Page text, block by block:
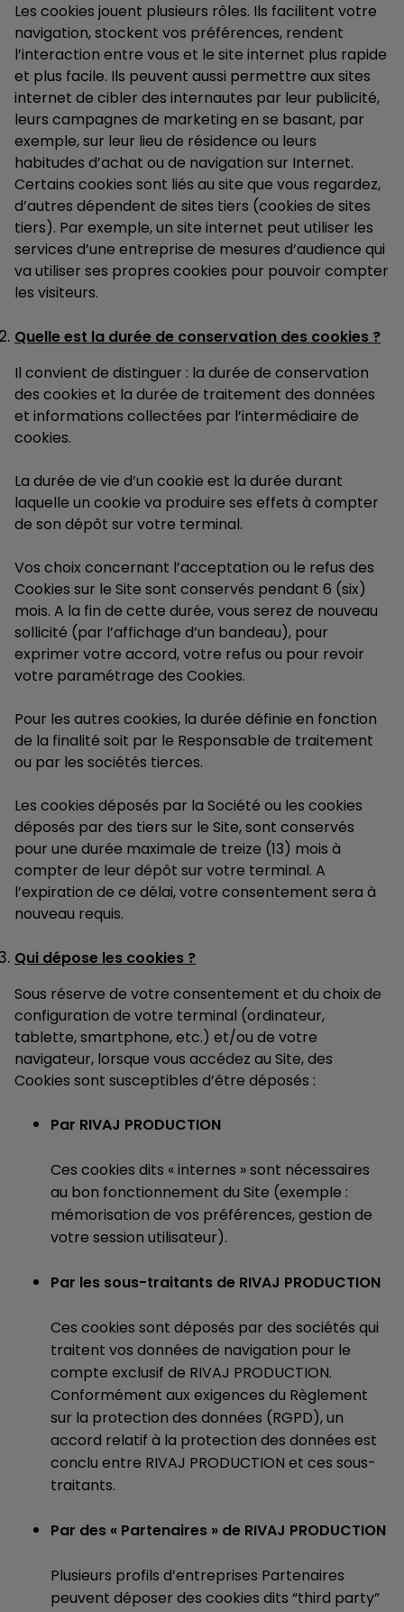
Les cookies jouent plusieurs rôles. Ils facilitent votre
navigation, stockent vos préférences, rendent
l’interaction entre vous et le site internet plus rapide
et plus facile. Ils peuvent aussi permettre aux sites
internet de cibler des internautes par leur publicité,
leurs campagnes de marketing en se basant, par
exemple, sur leur lieu de résidence ou leurs
habitudes d’achat ou de navigation sur Internet.
Certains cookies sont liés au site que vous regardez,
d’autres dépendent de sites tiers (cookies de sites
tiers). Par exemple, un site internet peut utiliser les
services d’une entreprise de mesures d’audience qui
va utiliser ses propres cookies pour pouvoir compter
les visiteurs.
Quelle est la durée de conservation des cookies ?
Il convient de distinguer : la durée de conservation
des cookies et la durée de traitement des données
et informations collectées par l’intermédiaire de
cookies.
La durée de vie d’un cookie est la durée durant
laquelle un cookie va produire ses effets à compter
de son dépôt sur votre terminal.
Vos choix concernant l’acceptation ou le refus des
Cookies sur le Site sont conservés pendant 6 (six)
mois. A la fin de cette durée, vous serez de nouveau
sollicité (par l’affichage d’un bandeau), pour
exprimer votre accord, votre refus ou pour revoir
votre paramétrage des Cookies.
Pour les autres cookies, la durée définie en fonction
de la finalité soit par le Responsable de traitement
ou par les sociétés tierces.
Les cookies déposés par la Société ou les cookies
déposés par des tiers sur le Site, sont conservés
pour une durée maximale de treize (13) mois à
compter de leur dépôt sur votre terminal. A
l’expiration de ce délai, votre consentement sera à
nouveau requis.
Qui dépose les cookies ?
Sous réserve de votre consentement et du choix de
configuration de votre terminal (ordinateur,
tablette, smartphone, etc.) et/ou de votre
navigateur, lorsque vous accédez au Site, des
Cookies sont susceptibles d’être déposés :
Par RIVAJ PRODUCTION
Ces cookies dits « internes » sont nécessaires
au bon fonctionnement du Site (exemple :
mémorisation de vos préférences, gestion de
votre session utilisateur).
Par les sous-traitants de RIVAJ PRODUCTION
Ces cookies sont déposés par des sociétés qui
traitent vos données de navigation pour le
compte exclusif de RIVAJ PRODUCTION.
Conformément aux exigences du Règlement
sur la protection des données (RGPD), un
accord relatif à la protection des données est
conclu entre RIVAJ PRODUCTION et ces sous-
traitants.
Par des « Partenaires » de RIVAJ PRODUCTION
Plusieurs profils d’entreprises Partenaires
peuvent déposer des cookies dits “third party”